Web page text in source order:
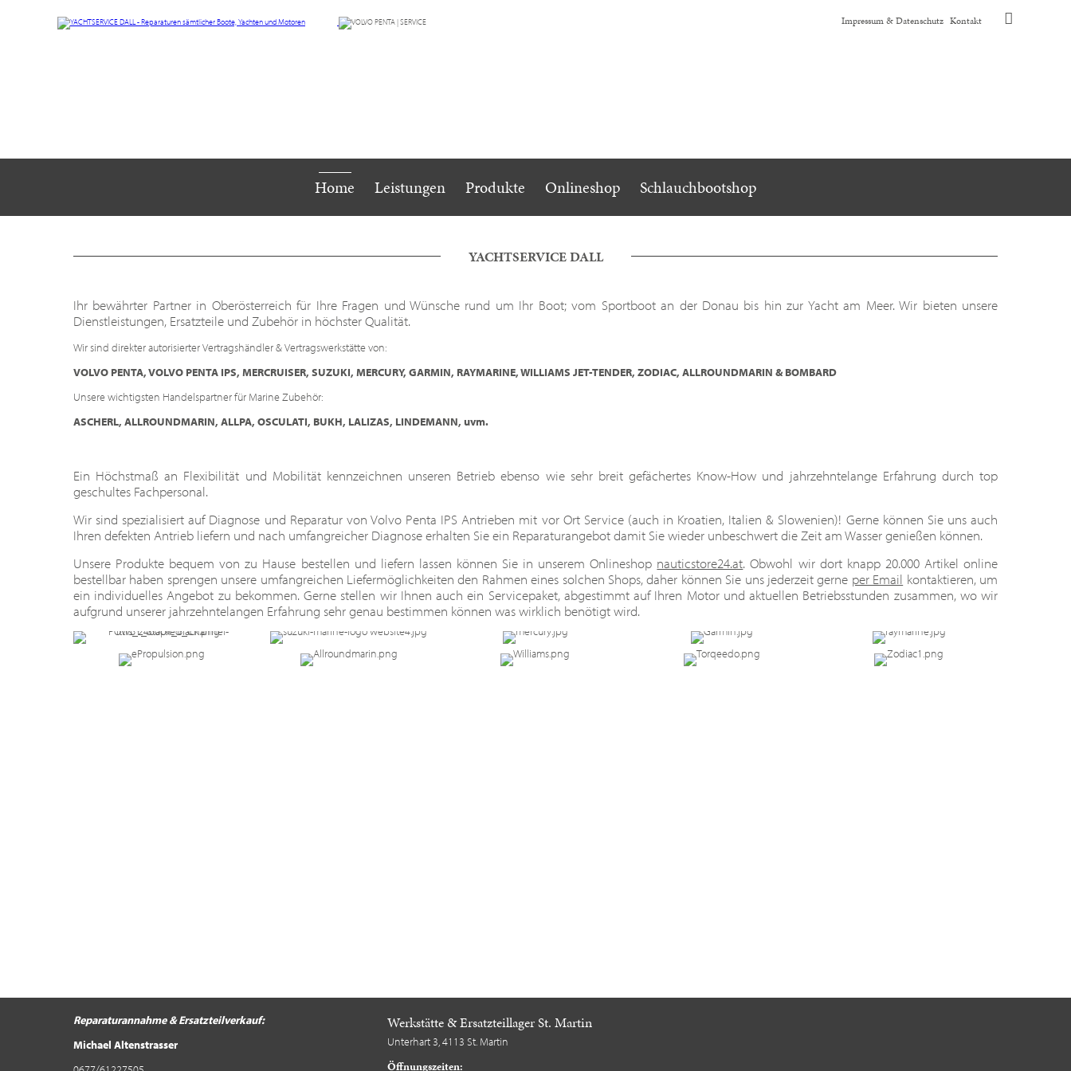
überspringen
Impressum & Datenschutz Kontakt
Navigation
Home Leistungen Produkte Onlineshop Schlauchbootshop
YACHTSERVICE DALL
Ihr bewährter Partner in Oberösterreich für Ihre Fragen und Wünsche rund um Ihr Boot; vom Sportboot an der Donau bis hin zur Yacht am Meer. Wir bieten unsere
Dienstleistungen, Ersatzteile und Zubehör in höchster Qualität.
Wir sind direkter autorisierter Vertragshändler & Vertragswerkstätte von:
VOLVO PENTA, VOLVO PENTA IPS, MERCRUISER, SUZUKI, MERCURY, GARMIN, RAYMARINE,WILLIAMS JET-TENDER, ZODIAC, ALLROUNDMARIN & BOMBARD
Unsere wichtigsten Handelspartner für Marine Zubehör:
ASCHERL, ALLROUNDMARIN, ALLPA, OSCULATI, BUKH, LALIZAS, LINDEMANN, uvm.
Ein Höchstmaß an Flexibilität und Mobilität kennzeichnen unseren Betrieb ebenso wie sehr breit gefächertes Know-How und jahrzehntelange Erfahrung durch top
geschultes Fachpersonal.
Wir sind spezialisiert auf Diagnose und Reparatur von Volvo Penta IPS Antrieben mit vor Ort Service (auch in Kroatien, Italien & Slowenien)! Gerne können Sie uns auch
Ihren defekten Antrieb liefern und nach umfangreicher Diagnose erhalten Sie ein Reparaturangebot damit Sie wieder unbeschwert die Zeit am Wasser genießen können.
Unsere Produkte bequem von zu Hause bestellen und liefern lassen können Sie in unserem Onlineshop nauticstore24.at. Obwohl wir dort knapp 20.000 Artikel online
bestellbar haben sprengen unsere umfangreichen Liefermöglichkeiten den Rahmen eines solchen Shops, daher können Sie uns jederzeit gerne per Email kontaktieren, um
ein individuelles Angebot zu bekommen. Gerne stellen wir Ihnen auch ein Servicepaket, abgestimmt auf Ihren Motor und aktuellen Betriebsstunden zusammen, wo wir
aufgrund unserer jahrzehntelangen Erfahrung sehr genau bestimmen können was wirklich benötigt wird.
Reparaturannahme &Ersatzteilverkauf:
Michael Altenstrasser
Werkstätte & Ersatzteillager St. Martin
Unterhart 3, 4113 St. Martin
Öffnungszeiten: